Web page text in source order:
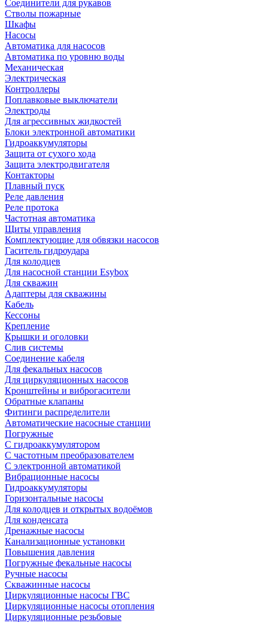
Соединители для рукавов
Стволы пожарные
Шкафы
Насосы
Автоматика для насосов
Автоматика по уровню воды
Механическая
Электрическая
Контроллеры
Поплавковые выключатели
Электроды
Для агрессивных жидкостей
Блоки электронной автоматики
Гидроаккумуляторы
Защита от сухого хода
Защита электродвигателя
Контакторы
Плавный пуск
Реле давления
Реле протока
Частотная автоматика
Щиты управления
Комплектующие для обвязки насосов
Гаситель гидроудара
Для колодцев
Для насосной станции Esybox
Для скважин
Адаптеры для скважины
Кабель
Кессоны
Крепление
Крышки и оголовки
Слив системы
Соединение кабеля
Для фекальных насосов
Для циркуляционных насосов
Кронштейны и виброгасители
Обратные клапаны
Фитинги распределители
Автоматические насосные станции
Погружные
С гидроаккумулятором
С частотным преобразователем
С электронной автоматикой
Вибрационные насосы
Гидроаккумуляторы
Горизонтальные насосы
Для колодцев и открытых водоёмов
Для конденсата
Дренажные насосы
Канализационные установки
Повышения давления
Погружные фекальные насосы
Ручные насосы
Скважинные насосы
Циркуляционные насосы ГВС
Циркуляционные насосы отопления
Циркуляционные резьбовые